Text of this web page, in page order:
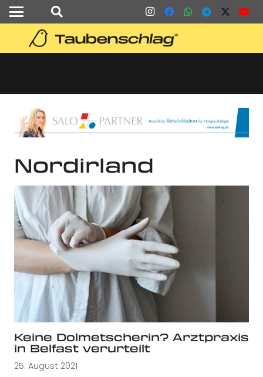
Nordirland
Keine Dolmetscherin? Arztpraxis
in Belfast verurteilt
25. August 2021